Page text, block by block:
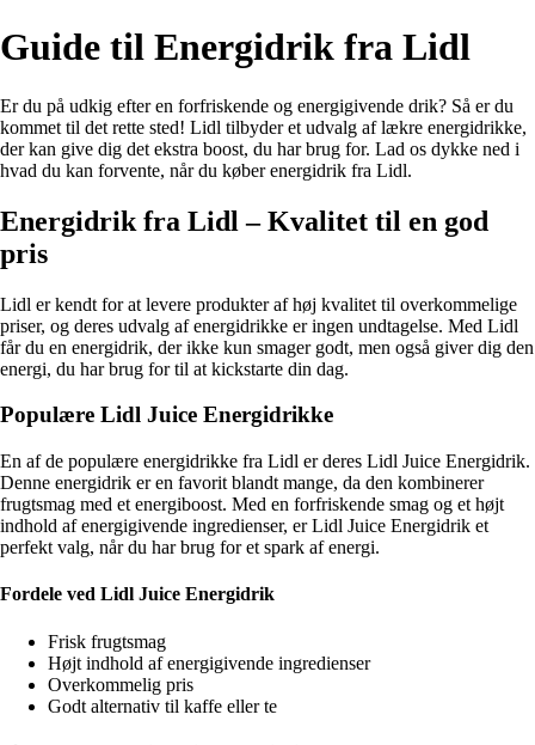
Guide til Energidrik fra Lidl
Er du på udkig efter en forfriskende og energigivende drik? Så er du
kommet til det rette sted! Lidl tilbyder et udvalg af lækre energidrikke,
der kan give dig det ekstra boost, du har brug for. Lad os dykke ned i
hvad du kan forvente, når du køber energidrik fra Lidl.
Energidrik fra Lidl – Kvalitet til en god
pris
Lidl er kendt for at levere produkter af høj kvalitet til overkommelige
priser, og deres udvalg af energidrikke er ingen undtagelse. Med Lidl
får du en energidrik, der ikke kun smager godt, men også giver dig den
energi, du har brug for til at kickstarte din dag.
Populære Lidl Juice Energidrikke
En af de populære energidrikke fra Lidl er deres Lidl Juice Energidrik.
Denne energidrik er en favorit blandt mange, da den kombinerer
frugtsmag med et energiboost. Med en forfriskende smag og et højt
indhold af energigivende ingredienser, er Lidl Juice Energidrik et
perfekt valg, når du har brug for et spark af energi.
Fordele ved Lidl Juice Energidrik
Frisk frugtsmag
Højt indhold af energigivende ingredienser
Overkommelig pris
Godt alternativ til kaffe eller te